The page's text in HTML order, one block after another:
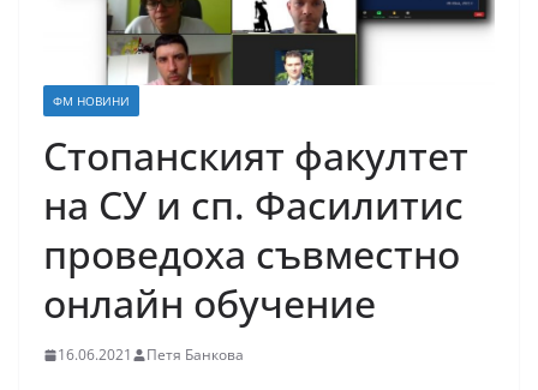
ФМ НОВИНИ
Стопанският факултет
на СУ и сп. Фасилитис
проведоха съвместно
онлайн обучение
16.06.2021 Петя Банкова